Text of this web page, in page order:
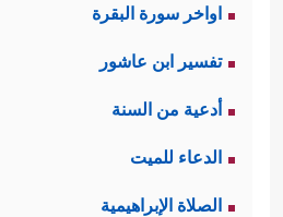
اواخر سورة البقرة
تفسير ابن عاشور
أدعية من السنة
الدعاء للميت
الصلاة الإبراهيمية